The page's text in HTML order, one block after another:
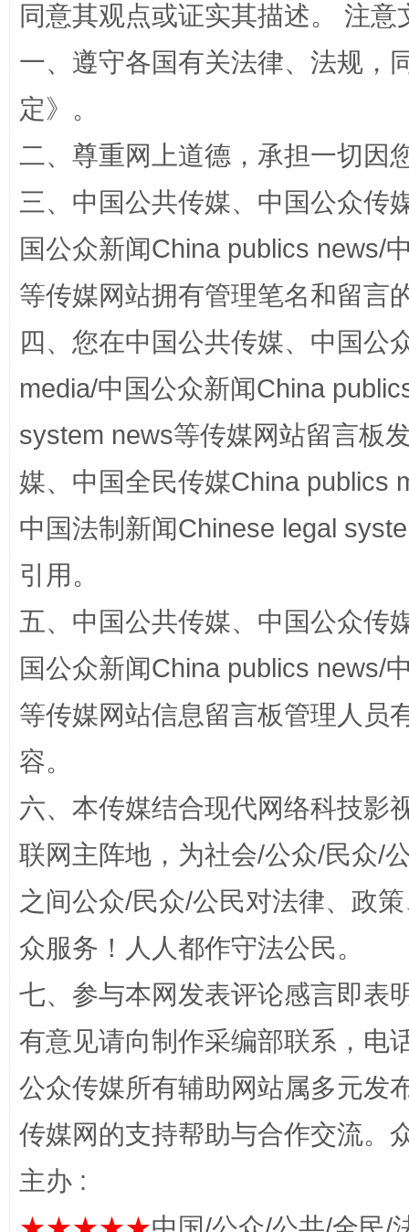
招工难、用工荒背后
网上购药对药下症？
这是一记警钟！
同意其观点或证实其描述。 注
一、遵守各国有关法律、法规，
定》。
二、尊重网上道德，承担一切因
三、中国公共传媒、中国公众传
国公众新闻China publics news/
等传媒网站拥有管理笔名和留言
四、您在中国公共传媒、中国公
media/中国公众新闻China
system news等传媒网站留言板
媒、中国全民传媒China publics
中国法制新闻Chinese legal
引用。
五、中国公共传媒、中国公众传
国公众新闻China publics news/
等传媒网站信息留言板管理人员
容。
六、本传媒结合现代网络科技影
联网主阵地，为社会/公众/民众/
之间公众/民众/公民对法律、政
众服务！人人都作守法公民。
七、参与本网发表评论感言即表
有意见请向制作采编部联系，电
公众传媒所有辅助网站属多元发
传媒网的支持帮助与合作交流。
主办 :